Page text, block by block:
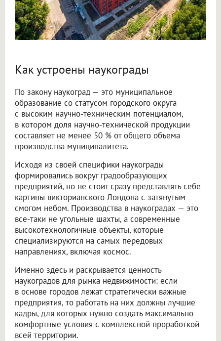
Как устроены наукограды
По закону наукоград — это муниципальное
образование со статусом городского округа
с высоким научно-техническим потенциалом,
в котором доля научно-технической продукции
составляет не менее 50 % от общего объема
производства муниципалитета.
Исходя из своей специфики наукограды
формировались вокруг градообразующих
предприятий, но не стоит сразу представлять себе
картины викторианского Лондона с затянутым
смогом небом. Производства в наукоградах — это
все-таки не угольные шахты, а современные
высокотехнологичные объекты, которые
специализируются на самых передовых
направлениях, включая космос.
Именно здесь и раскрывается ценность
наукоградов для рынка недвижимости: если
в основе городов лежат стратегически важные
предприятия, то работать на них должны лучшие
кадры, для которых нужно создать максимально
комфортные условия с комплексной проработкой
всей территории.